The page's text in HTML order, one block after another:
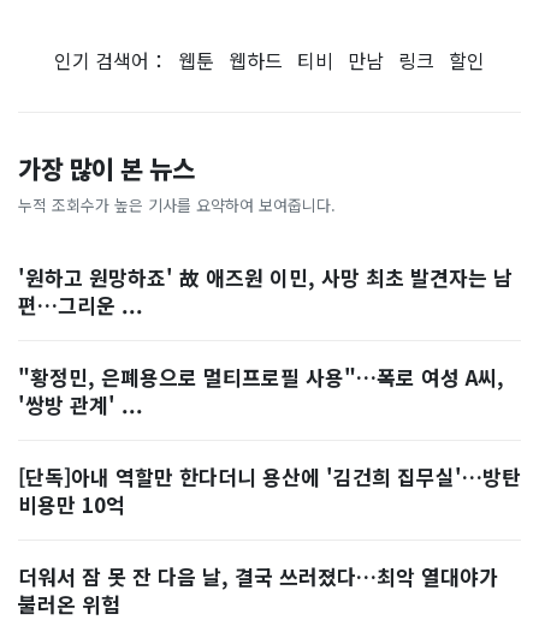
인기 검색어： 웹툰 웹하드 티비 만남 링크 할인
가장 많이 본 뉴스
누적 조회수가 높은 기사를 요약하여 보여줍니다.
'원하고 원망하죠' 故 애즈원 이민, 사망 최초 발견자는 남
편…그리운 ...
"황정민, 은폐용으로 멀티프로필 사용"…폭로 여성 A씨,
'쌍방 관계' ...
[단독]아내 역할만 한다더니 용산에 '김건희 집무실'…방탄
비용만 10억
더워서 잠 못 잔 다음 날, 결국 쓰러졌다…최악 열대야가
불러온 위험